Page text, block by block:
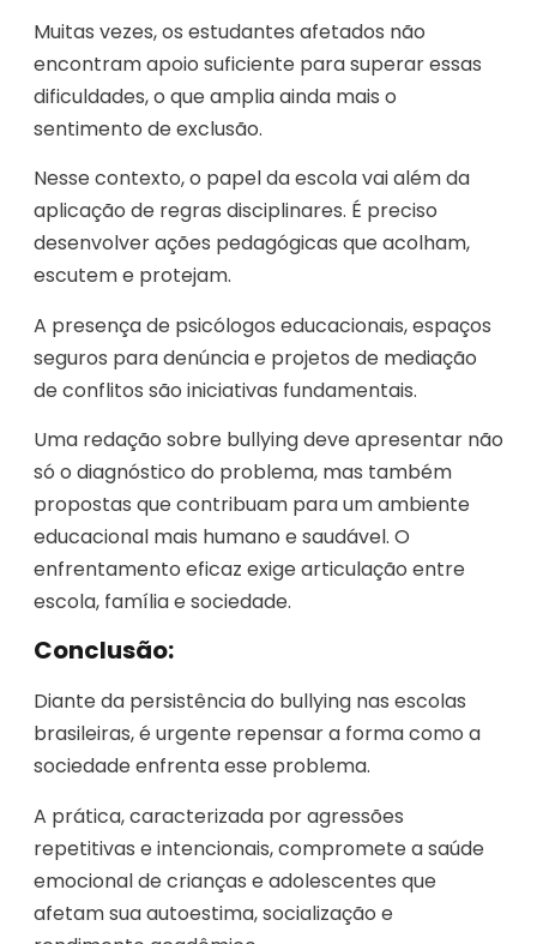
Muitas vezes, os estudantes afetados não
encontram apoio suficiente para superar essas
dificuldades, o que amplia ainda mais o
sentimento de exclusão.
Nesse contexto, o papel da escola vai além da
aplicação de regras disciplinares. É preciso
desenvolver ações pedagógicas que acolham,
escutem e protejam.
A presença de psicólogos educacionais, espaços
seguros para denúncia e projetos de mediação
de conflitos são iniciativas fundamentais.
Uma redação sobre bullying deve apresentar não
só o diagnóstico do problema, mas também
propostas que contribuam para um ambiente
educacional mais humano e saudável. O
enfrentamento eficaz exige articulação entre
escola, família e sociedade.
Conclusão:
Diante da persistência do bullying nas escolas
brasileiras, é urgente repensar a forma como a
sociedade enfrenta esse problema.
A prática, caracterizada por agressões
repetitivas e intencionais, compromete a saúde
emocional de crianças e adolescentes que
afetam sua autoestima, socialização e